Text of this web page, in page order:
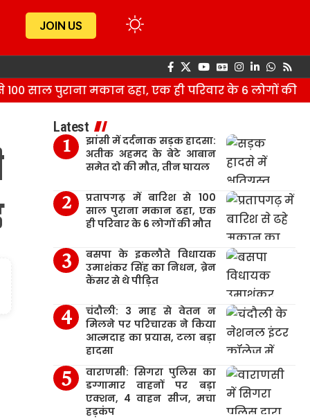
JOIN US
साल पुराना मकान ढहा, एक ही परिवार के 6 लोगों की मौत
Latest
झांसी में दर्दनाक सड़क हादसा:
अतीक अहमद के बेटे आबान
समेत दो की मौत, तीन घायल
प्रतापगढ़ में बारिश से 100
साल पुराना मकान ढहा, एक
ही परिवार के 6 लोगों की मौत
बसपा के इकलौते विधायक
उमाशंकर सिंह का निधन, ब्रेन
कैंसर से थे पीड़ित
चंदौली: 3 माह से वेतन न
मिलने पर परिचारक ने किया
आत्मदाह का प्रयास, टला बड़ा
हादसा
वाराणसी: सिगरा पुलिस का
डग्गामार वाहनों पर बड़ा
एक्शन, 4 वाहन सीज, मचा
हड़कंप